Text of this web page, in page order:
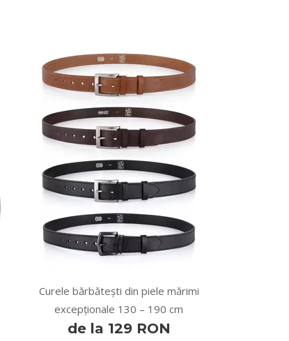
Curele bărbătești din piele mărimi
excepționale 130 – 190 cm
de la 129 RON